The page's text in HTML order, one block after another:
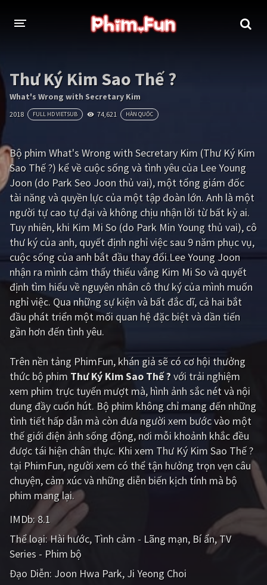
Thần thoại - Cổ trang
Tâm lý Chiến tranh
Kinh dị Tội phạm - Hình sự
Phiêu lưu Hài hước
Viễn tưởng Khoa học - Tài liệu
Hoạt hình Thể thao
Tình cảm - Lãng mạn Kỳ ảo
Giật gân Gia đình
Bí ẩn Lịch sử
Viễn Tây
GameShow DramaTV
QUỐC GIA
Âu - Mỹ Trung Quốc - Hồng Kông
Hàn Quốc Nhật Bản
Ấn Độ Việt Nam
Tổng hợp
CẬP NHẬT
PHIM MỚI
PHIM BỘ
Thư Ký Kim Sao Thế ?
What's Wrong with Secretary Kim
2018 FULL HD VIETSUB 74,621 HÀN QUỐC
Bộ phim What's Wrong with Secretary Kim (Thư Ký Kim
Sao Thế ?) kể về cuộc sống và tình yêu của Lee Young
Joon (do Park Seo Joon thủ vai), một tổng giám đốc
tài năng và quyền lực của một tập đoàn lớn. Anh là một
người tự cao tự đại và không chịu nhận lời từ bất kỳ ai.
Tuy nhiên, khi Kim Mi So (do Park Min Young thủ vai), cô
thư ký của anh, quyết định nghỉ việc sau 9 năm phục vụ,
cuộc sống của anh bắt đầu thay đổi.Lee Young Joon
nhận ra mình cảm thấy thiếu vắng Kim Mi So và quyết
định tìm hiểu về nguyên nhân cô thư ký của mình muốn
nghỉ việc. Qua những sự kiện và bất đắc dĩ, cả hai bắt
đầu phát triển một mối quan hệ đặc biệt và dần tiến
gần hơn đến tình yêu.
Trên nền tảng PhimFun, khán giả sẽ có cơ hội thưởng
thức bộ phim Thư Ký Kim Sao Thế ?với trải nghiệm
xem phim trực tuyến mượt mà, hình ảnh sắc nét và nội
dung đầy cuốn hút. Bộ phim không chỉ mang đến những
tình tiết hấp dẫn mà còn đưa người xem bước vào một
thế giới điện ảnh sống động, nơi mỗi khoảnh khắc đều
được tái hiện chân thực. Khi xem Thư Ký Kim Sao Thế ?
tại PhimFun, người xem có thể tận hưởng trọn vẹn câu
chuyện, cảm xúc và những diễn biến kịch tính mà bộ
phim mang lại.
IMDb:8.1
Thể loại:Hài hước Tình cảm - Lãng mạn Bí ẩn TV
Series - Phim bộ
Đạo Diễn: Joon Hwa Park Ji Yeong Choi